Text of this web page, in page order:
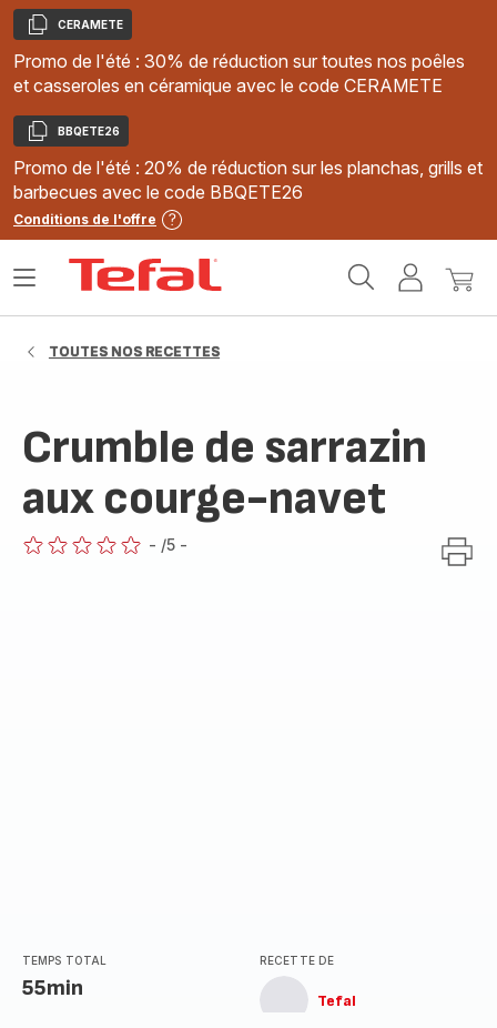
Copier
CERAMETE
Promo de l'été : 30% de réduction sur toutes nos poêles
et casseroles en céramique avec le code CERAMETE
Copier
BBQETE26
Promo de l'été : 20% de réduction sur les planchas, grills et
barbecues avec le code BBQETE26
Conditions de l'offre
MonMon
Ouvrir
TOUTES NOS RECETTES
Crumble de sarrazin
aux courge-navet
- /5 -
TEMPS TOTAL
55min
RECETTE DE
Tefal